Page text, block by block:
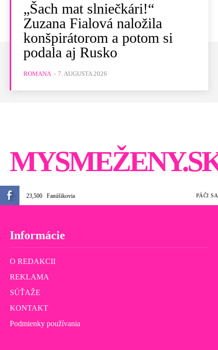
„Šach mat slniečkári!“
Zuzana Fialová naložila
konšpirátorom a potom si
podala aj Rusko
ROMANA - 7. AUGUSTA 2026
23,500 Fanúšikovia PÁČI SA
Informácie
O REDAKCII
REKLAMA
SÚŤAŽE
KONTAKT
Podmienky používania